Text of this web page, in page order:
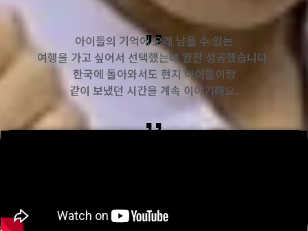
,,
아이들의 기억에 오래 남을 수 있는
여행을 가고 싶어서 선택했는데 완전 성공했습니다.
한국에 돌아와서도 현지 아이들이랑
같이 보냈던 시간을 계속 이야기해요.
,,